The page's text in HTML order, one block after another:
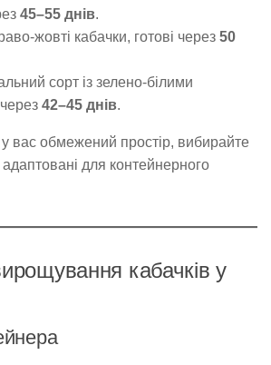
45–55 днів.
жовті кабачки, готові через50
сорт із зелено-білими
42–45 днів.
вас обмежений простір, вибирайте
для контейнерного
кабачків у